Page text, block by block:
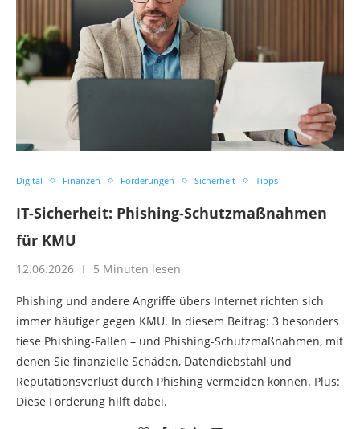
Digital Finanzen Förderungen Sicherheit Tipps
IT-Sicherheit: Phishing-Schutzmaßnahmen
für KMU
12.06.2026 5 Minuten lesen
Phishing und andere Angriffe übers Internet richten sich
immer häufiger gegen KMU. In diesem Beitrag: 3 besonders
fiese Phishing-Fallen – und Phishing-Schutzmaßnahmen, mit
denen Sie finanzielle Schäden, Datendiebstahl und
Reputationsverlust durch Phishing vermeiden können. Plus:
Diese Förderung hilft dabei.